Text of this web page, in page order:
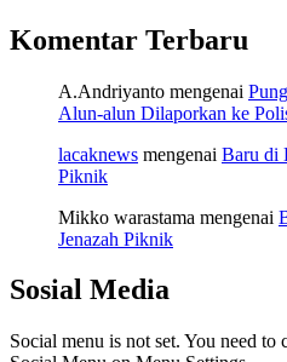
Komentar Terbaru
A.Andriyanto mengenai
Alun-alun Dilaporkan ke
lacaknews mengenai Baru di
Piknik
Mikko warastama mengenai
Jenazah Piknik
Sosial Media
Social menu is not set. You need to